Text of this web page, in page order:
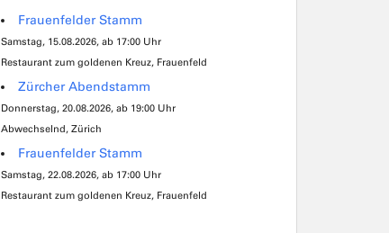
Frauenfelder Stamm
Samstag, 15.08.2026, ab 17:00 Uhr
Restaurant zum goldenen Kreuz, Frauenfeld
Zürcher Abendstamm
Donnerstag, 20.08.2026, ab 19:00 Uhr
Abwechselnd, Zürich
Frauenfelder Stamm
Samstag, 22.08.2026, ab 17:00 Uhr
Restaurant zum goldenen Kreuz, Frauenfeld